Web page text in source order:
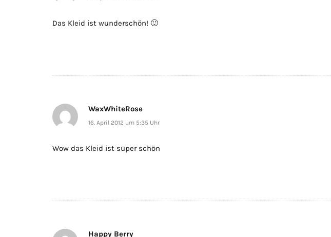
Das Kleid ist wunderschön! 🙂
WaxWhiteRose
16. April 2012 um 5:35 Uhr
Wow das Kleid ist super schön
Happy Berry